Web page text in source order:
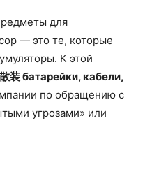
для
— это те, которые
К этой
装 батарейки, кабели,
по обращению с
угрозами» или